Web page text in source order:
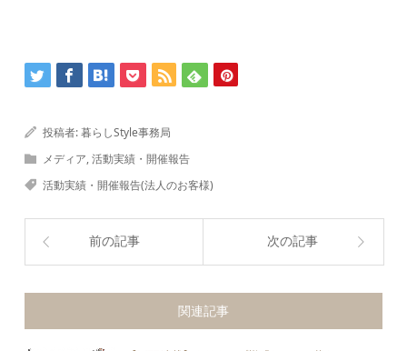
投稿者:暮らしStyle事務局
メディア,活動実績・開催報告
活動実績・開催報告(法人のお客様)
前の記事 次の記事
関連記事